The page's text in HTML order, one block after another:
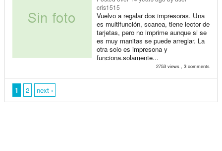
cris1515
Vuelvo a regalar dos impresoras. Una
es multifunción, scanea, tiene lector de
tarjetas, pero no imprime aunque si se
es muy manitas se puede arreglar. La
otra solo es impresona y
funciona.solamente...
2753 views , 3 comments
1 2 next ›